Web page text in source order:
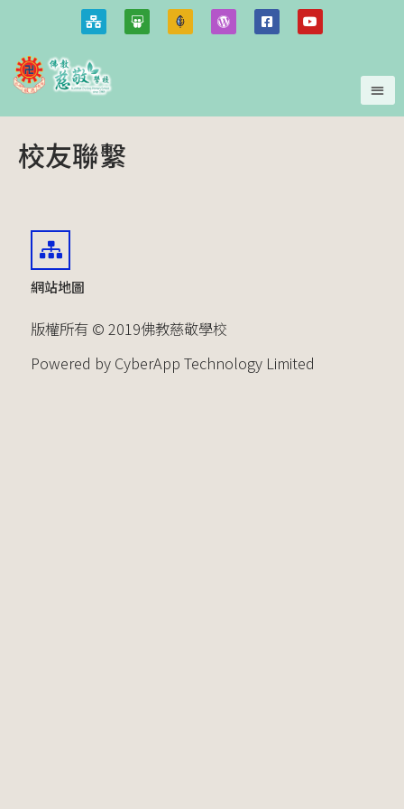
校友聯繫
網站地圖
版權所有 © 2019佛教慈敬學校
Powered by CyberApp Technology Limited